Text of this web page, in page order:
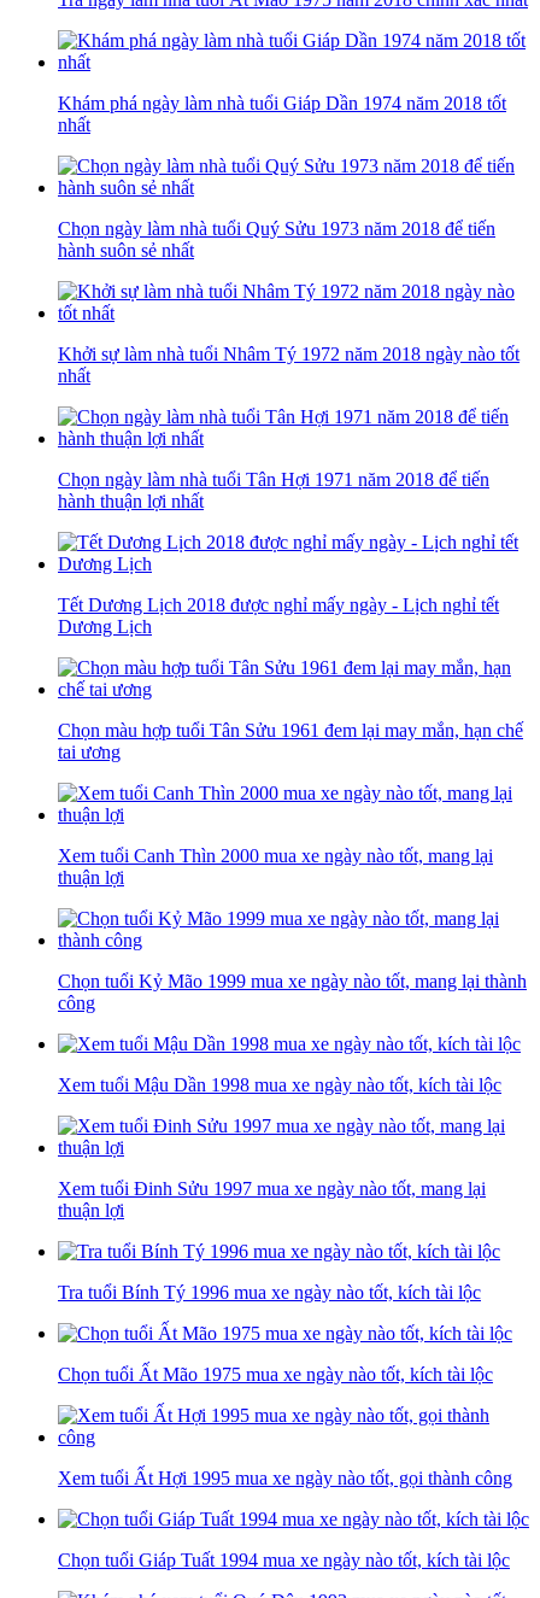
Khám phá ngày làm nhà tuổi Giáp Dần 1974 năm 2018 tốt
nhất
Chọn ngày làm nhà tuổi Quý Sửu 1973 năm 2018 để tiến
hành suôn sẻ nhất
Khởi sự làm nhà tuổi Nhâm Tý 1972 năm 2018 ngày nào tốt
nhất
Chọn ngày làm nhà tuổi Tân Hợi 1971 năm 2018 để tiến
hành thuận lợi nhất
Tết Dương Lịch 2018 được nghỉ mấy ngày - Lịch nghỉ tết
Dương Lịch
Chọn màu hợp tuổi Tân Sửu 1961 đem lại may mắn, hạn chế
tai ương
Xem tuổi Canh Thìn 2000 mua xe ngày nào tốt, mang lại
thuận lợi
Chọn tuổi Kỷ Mão 1999 mua xe ngày nào tốt, mang lại thành
công
Xem tuổi Mậu Dần 1998 mua xe ngày nào tốt, kích tài lộc
Xem tuổi Đinh Sửu 1997 mua xe ngày nào tốt, mang lại
thuận lợi
Tra tuổi Bính Tý 1996 mua xe ngày nào tốt, kích tài lộc
Chọn tuổi Ất Mão 1975 mua xe ngày nào tốt, kích tài lộc
Xem tuổi Ất Hợi 1995 mua xe ngày nào tốt, gọi thành công
Chọn tuổi Giáp Tuất 1994 mua xe ngày nào tốt, kích tài lộc